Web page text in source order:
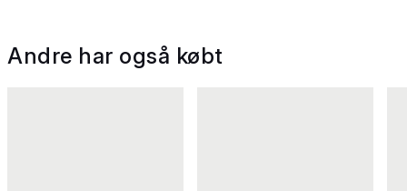
Andre har også købt